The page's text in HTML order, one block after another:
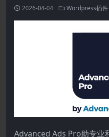
2026-04-04 Wordpress插件
Advanced Ads Pro助专业